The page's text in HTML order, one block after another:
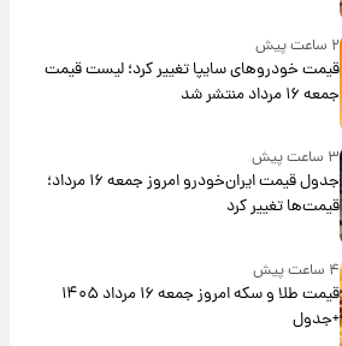
۲ ساعت پیش
قیمت خودروهای سایپا تغییر کرد؛ لیست قیمت
جمعه ۱۶ مرداد منتشر شد
۳ ساعت پیش
جدول قیمت ایران‌خودرو امروز جمعه ۱۶ مرداد؛
قیمت‌ها تغییر کرد
۴ ساعت پیش
قیمت طلا و سکه امروز جمعه ۱۶ مرداد ۱۴۰۵
+جدول